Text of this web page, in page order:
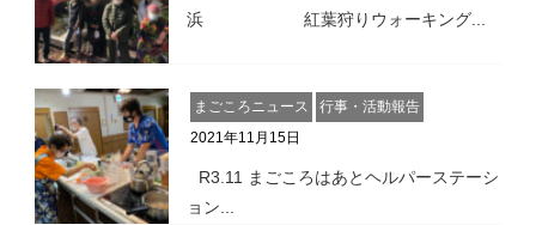
浜 紅葉狩りウォーキング...
まごころニュース
行事・活動報告
2021年11月15日
R3.11 まごころはあとヘルパーステーシ
ョン...